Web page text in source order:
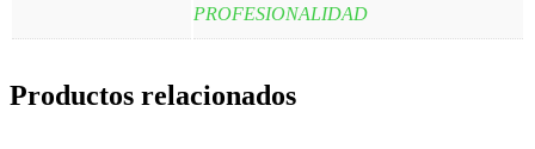
PROFESIONALIDAD
Productos relacionados